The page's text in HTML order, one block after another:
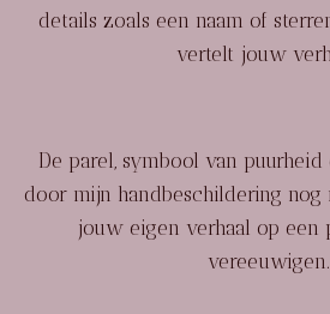
details zoals een naam of
vertelt jouw
De parel, symbool van
door mijn handbeschildering nog
jouw eigen verhaal op een
vereeuwigen.